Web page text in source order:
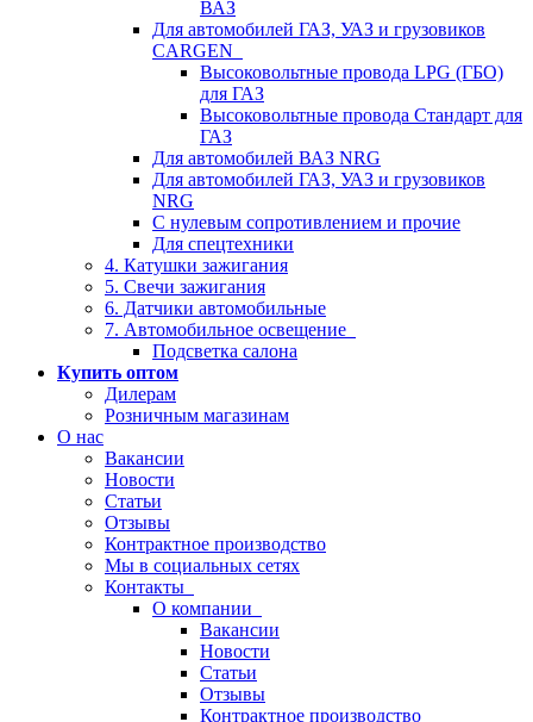
ВАЗ
Для автомобилей ГАЗ, УАЗ и грузовиков
CARGEN
Высоковольтные провода LPG (ГБО)
для ГАЗ
Высоковольтные провода Стандарт для
ГАЗ
Для автомобилей ВАЗ NRG
Для автомобилей ГАЗ, УАЗ и грузовиков
NRG
С нулевым сопротивлением и прочие
Для спецтехники
4. Катушки зажигания
5. Свечи зажигания
6. Датчики автомобильные
7. Автомобильное освещение
Подсветка салона
Купить оптом
Дилерам
Розничным магазинам
О нас
Вакансии
Новости
Статьи
Отзывы
Контрактное производство
Мы в социальных сетях
Контакты
О компании
Вакансии
Новости
Статьи
Отзывы
Контрактное производство